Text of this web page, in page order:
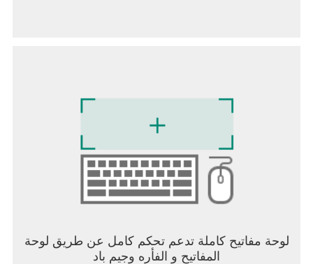
لوحة مفاتيح كاملة تدعم تحكم كامل عن طريق لوحة
المفاتيح و الفأره وجيم باد